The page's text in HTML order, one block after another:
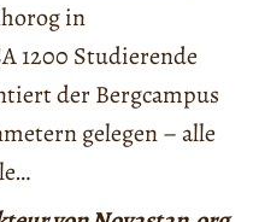
in
1200 Studierende
der Bergcampus
gelegen – alle